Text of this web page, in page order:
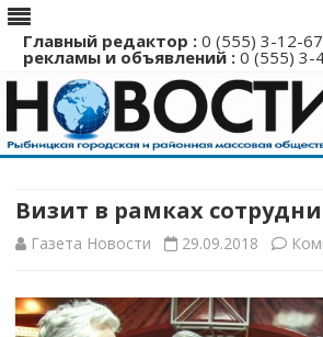
Главный редактор : 0 (555) 3-
рекламы и объявлений : 0 (555) 3-
Перейти
Визит в рамках
Газета Новости 29.09.2018